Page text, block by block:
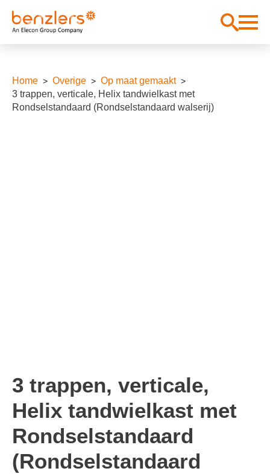
Home Overige
Op maat gemaakt
3 trappen, verticale, Helix tandwielkast met
Rondselstandaard (Rondselstandaard walserij)
3 trappen, verticale,
Helix tandwielkast met
Rondselstandaard
(Rondselstandaard